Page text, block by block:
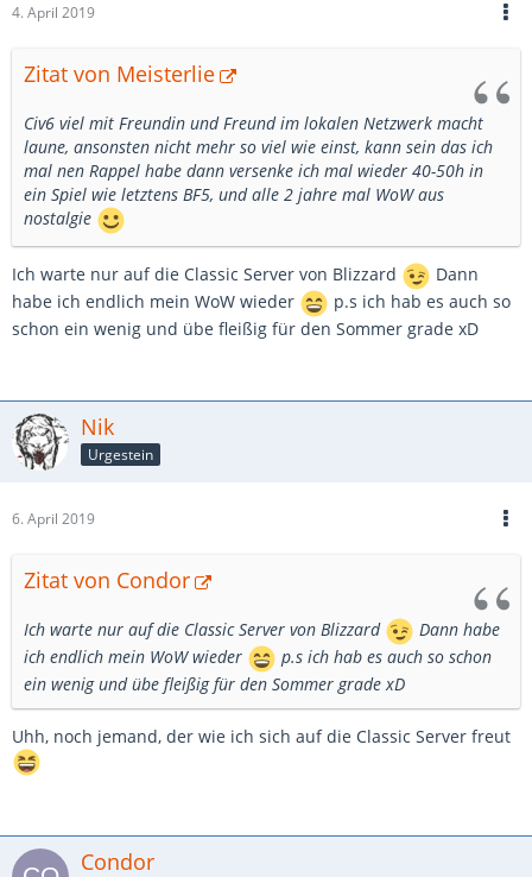
4. April 2019
Zitat von Meisterlie
Civ6 viel mit Freundin und Freund im lokalen Netzwerk macht
laune, ansonsten nicht mehr so viel wie einst, kann sein das ich
mal nen Rappel habe dann versenke ich mal wieder 40-50h in
ein Spiel wie letztens BF5, und alle 2 jahre mal WoW aus
nostalgie
Ich warte nur auf die Classic Server von Blizzard
Dann
habe ich endlich mein WoW wieder
p.s ich hab es auch so
schon ein wenig und übe fleißig für den Sommer grade xD
Nik
Urgestein
6. April 2019
Zitat von Condor
Ich warte nur auf die Classic Server von Blizzard
Dann habe
ich endlich mein WoW wieder
p.s ich hab es auch so schon
ein wenig und übe fleißig für den Sommer grade xD
Uhh, noch jemand, der wie ich sich auf die Classic Server freut
Condor